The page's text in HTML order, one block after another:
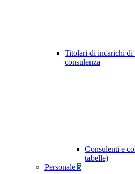
Titolari di incarichi di
consulenza
Consulenti e
tabelle)
Personale 5